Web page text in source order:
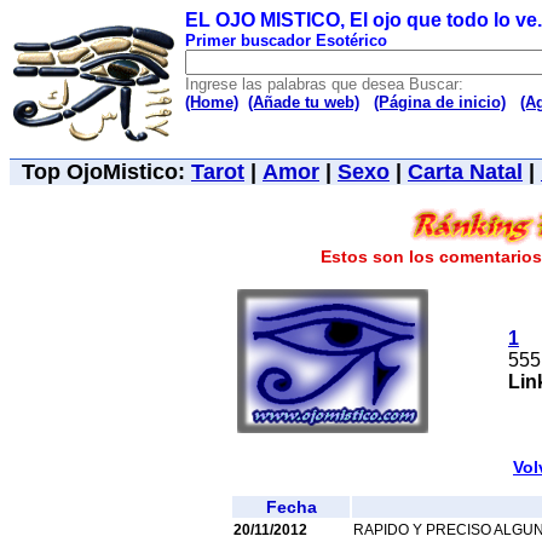
EL OJO MISTICO, El ojo que todo lo
Primer buscador Esotérico
Ingrese las palabras que desea Buscar:
(Home) (Añade tu web) (Página de inicio)
Top OjoMistico: Tarot Amor Sexo Carta Natal
Estos son los
1
555
Fecha
20/11/2012 RAPIDO Y PRECISO